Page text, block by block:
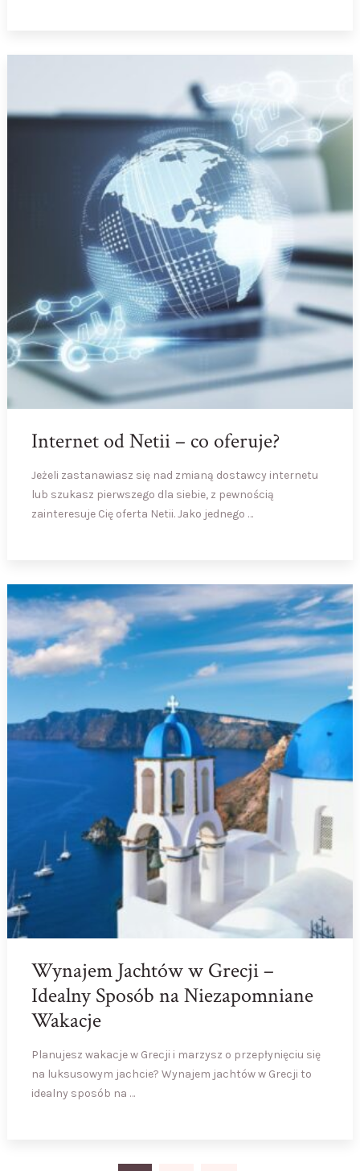
Internet od Netii – co oferuje?
Jeżeli zastanawiasz się nad zmianą dostawcy internetu
lub szukasz pierwszego dla siebie, z pewnością
zainteresuje Cię oferta Netii. Jako jednego …
Wynajem Jachtów w Grecji –
Idealny Sposób na Niezapomniane
Wakacje
Planujesz wakacje w Grecji i marzysz o przepłynięciu się
na luksusowym jachcie? Wynajem jachtów w Grecji to
idealny sposób na …